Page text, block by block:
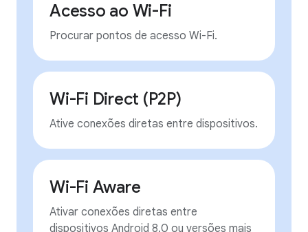
Acesso ao Wi-Fi
Procurar pontos de acesso Wi-Fi.
Wi-Fi Direct (P2P)
Ative conexões diretas entre dispositivos.
Wi-Fi Aware
Ativar conexões diretas entre
dispositivos Android 8.0 ou versões mais